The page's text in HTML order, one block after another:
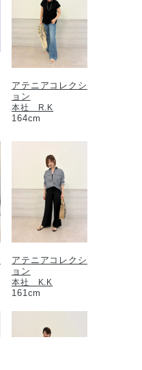
アテニアコレクシ
ョン
本社 R.K
164cm
アテニアコレクシ
ョン
本社 K.K
161cm